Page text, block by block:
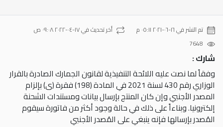
تم النشر في١٦-٠٦-٢٠٢١ ٠٥:١١ م أخر تحديث في١٧-٠٤-٢٠٢٢ ٠٩:٠٨ ص
7648
شارك :
وفقاً لما نصت عليه اللائحة التنفيذية لقانون الجمارك الصادرة بالقرار
الوزاري رقم 430 لسنة 2021 في المادة (198) فقرة (ى) بإلزام
المصدر الأجنبي وإن كان المنتج بإرسال بيانات ومستندات الشحنة
إلكترونيا. وبناءاً على ذلك في حالة وجود أكثر من فاتورة سيقوم
المُصدر بإرسالها فإنه ينبغي على المُصدر الأجنبي